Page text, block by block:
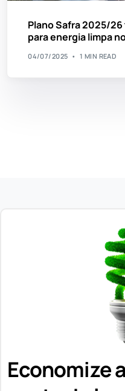
Plano Safra 2025/
para energia limpa
04/07/2025 1 MIN READ
Economize